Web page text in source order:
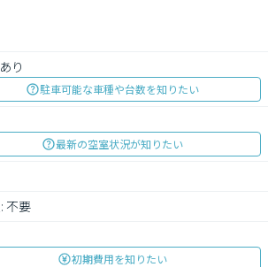
り
駐車可能な車種や台数を知りたい
最新の空室状況が知りたい
不要
初期費用を知りたい